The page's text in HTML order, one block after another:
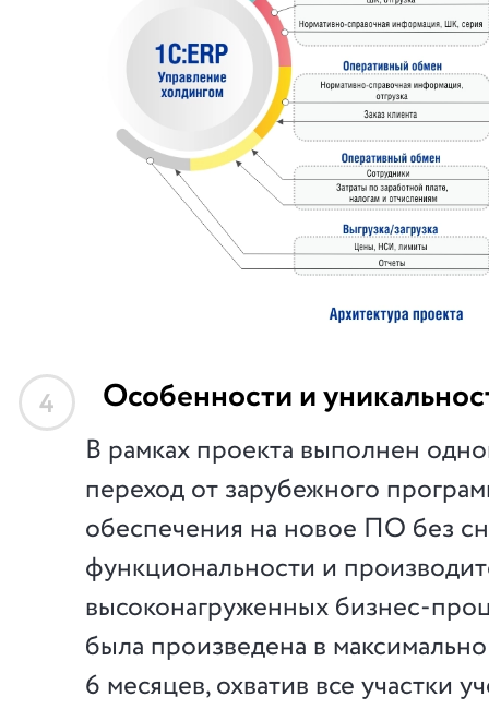
4 Особенности и
В рамках проекта выполнен
переход от зарубежного
обеспечения на новое ПО без
функциональности и
высоконагруженных бизнес-
была произведена в
6 месяцев, охватив все участки